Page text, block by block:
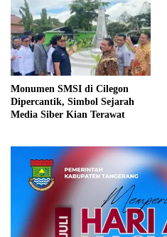
Monumen SMSI di Cilegon
Dipercantik, Simbol Sejarah
Media Siber Kian Terawat